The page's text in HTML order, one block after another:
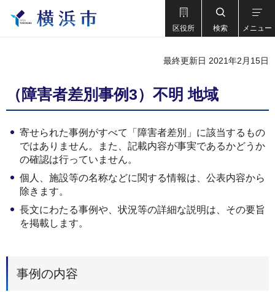
区役所 検索 メニュー
最終更新日 2021年2月15日
（障害者差別事例3）不明 地域
寄せられた事例がすべて「障害者差別」に該当するもの
ではありません。また、記載内容が事実であるかどうか
の確認は行っていません。
個人、施設等の名称などに関する情報は、公表内容から
除きます。
長文にわたる事例や、状況等の詳細な説明は、その要旨
を掲載します。
事例の内容